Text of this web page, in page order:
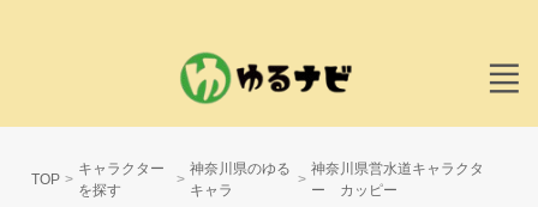
TOP
キャラクター
を探す
神奈川県のゆる
キャラ
神奈川県営水道キャラクタ
ー カッピー